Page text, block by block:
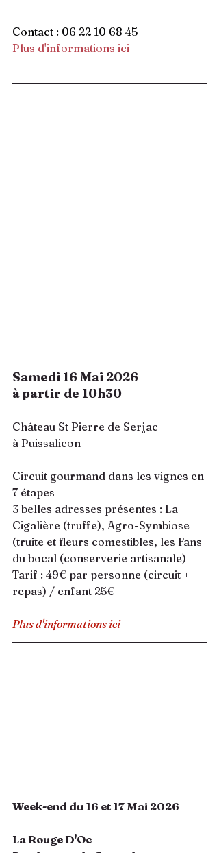
Contact : 06 22 10 68 45
Plus d'informations ici
Samedi 16 Mai 2026
à partir de 10h30
Château St Pierre de Serjac
à Puissalicon
Circuit gourmand dans les vignes en
7 étapes
3 belles adresses présentes : La
Cigalière (truffe), Agro-Symbiose
(truite et fleurs comestibles, les Fans
du bocal (conserverie artisanale)
Tarif : 49€ par personne (circuit +
repas) / enfant 25€
Plus d'informations ici
Week-end du 16 et 17 Mai 2026
La Rouge D'Oc